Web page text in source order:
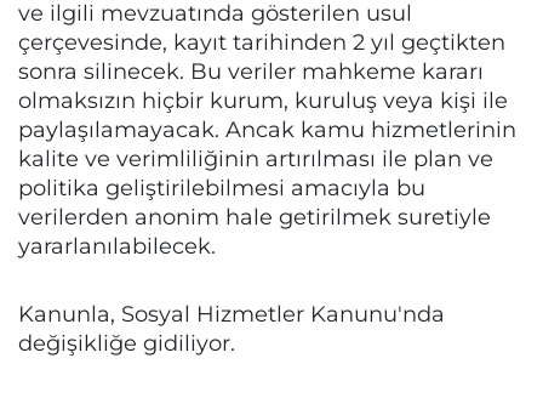
ve ilgili mevzuatında gösterilen usul
çerçevesinde, kayıt tarihinden 2 yıl geçtikten
sonra silinecek. Bu veriler mahkeme kararı
olmaksızın hiçbir kurum, kuruluş veya kişi ile
paylaşılamayacak. Ancak kamu hizmetlerinin
kalite ve verimliliğinin artırılması ile plan ve
politika geliştirilebilmesi amacıyla bu
verilerden anonim hale getirilmek suretiyle
yararlanılabilecek.
Kanunla, Sosyal Hizmetler Kanunu'nda
değişikliğe gidiliyor.